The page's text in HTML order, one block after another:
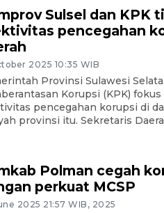
Sulsel dan KPK
pencegahan
2025 10:35 WIB
Provinsi Sulawesi
Korupsi (KPK)
pencegahan korupsi di
provinsi itu. Sekretaris
Polman cegah
perkuat MCSP
2025 21:57 WIB, 2025